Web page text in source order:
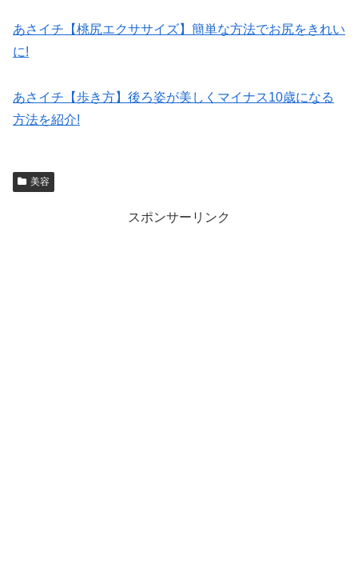
あさイチ【桃尻エクササイズ】簡単な方法でお尻をきれい
に!
あさイチ【歩き方】後ろ姿が美しくマイナス10歳になる
方法を紹介!
美容
スポンサーリンク